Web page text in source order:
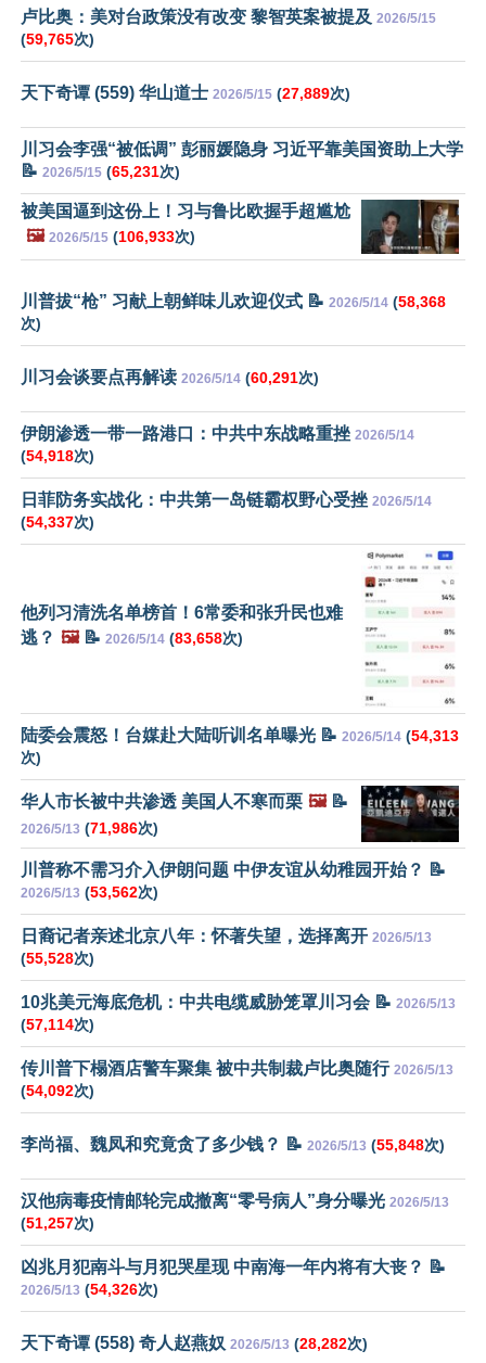
卢比奥：美对台政策没有改变 黎智英案被提及 2026/5/15
(59,765次)
天下奇谭 (559) 华山道士 2026/5/15 (27,889次)
川习会李强“被低调” 彭丽媛隐身 习近平靠美国资助上大学
📝 2026/5/15 (65,231次)
被美国逼到这份上！习与鲁比欧握手超尴尬
🖼️ 2026/5/15 (106,933次)
川普拔“枪” 习献上朝鲜味儿欢迎仪式 📝 2026/5/14 (58,368
次)
川习会谈要点再解读 2026/5/14 (60,291次)
伊朗渗透一带一路港口：中共中东战略重挫 2026/5/14
(54,918次)
日菲防务实战化：中共第一岛链霸权野心受挫 2026/5/14
(54,337次)
他列习清洗名单榜首！6常委和张升民也难
逃？ 🖼️📝 2026/5/14 (83,658次)
陆委会震怒！台媒赴大陆听训名单曝光 📝 2026/5/14 (54,313
次)
华人市长被中共渗透 美国人不寒而栗 🖼️📝
2026/5/13 (71,986次)
川普称不需习介入伊朗问题 中伊友谊从幼稚园开始？ 📝
2026/5/13 (53,562次)
日裔记者亲述北京八年：怀著失望，选择离开 2026/5/13
(55,528次)
10兆美元海底危机：中共电缆威胁笼罩川习会 📝 2026/5/13
(57,114次)
传川普下榻酒店警车聚集 被中共制裁卢比奥随行 2026/5/13
(54,092次)
李尚福、魏凤和究竟贪了多少钱？ 📝 2026/5/13 (55,848次)
汉他病毒疫情邮轮完成撤离“零号病人”身分曝光 2026/5/13
(51,257次)
凶兆月犯南斗与月犯哭星现 中南海一年内将有大丧？ 📝
2026/5/13 (54,326次)
天下奇谭 (558) 奇人赵燕奴 2026/5/13 (28,282次)